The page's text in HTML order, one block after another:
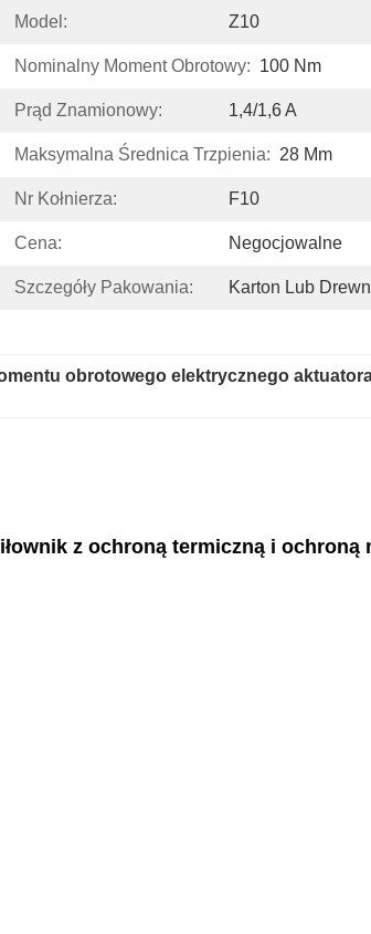
Model: Z10
Nominalny Moment Obrotowy: 100 Nm
Prąd Znamionowy: 1,4/1,6 A
Maksymalna Średnica Trzpienia: 28 Mm
Nr Kołnierza: F10
Cena: Negocjowalne
Szczegóły Pakowania: Karton Lub
obrotowego elektrycznego
z ochroną termiczną i